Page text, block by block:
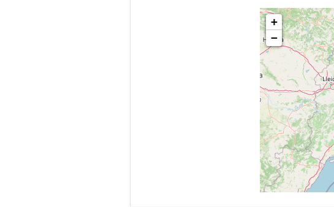
+
−